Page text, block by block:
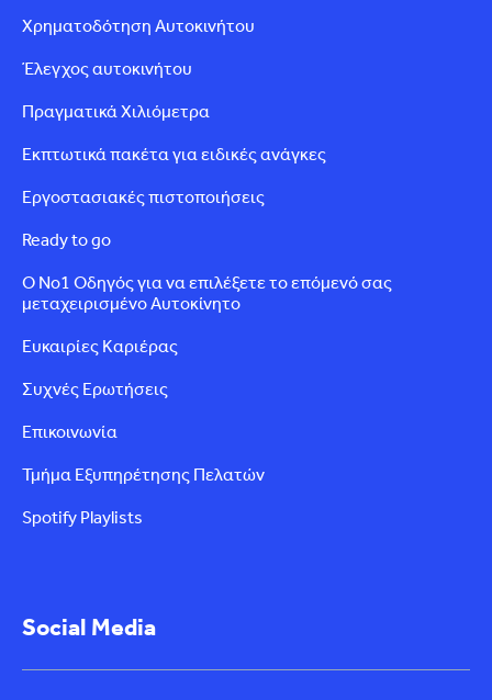
Χρηματοδότηση Αυτοκινήτου
Έλεγχος αυτοκινήτου
Πραγματικά Χιλιόμετρα
Εκπτωτικά πακέτα για ειδικές ανάγκες
Εργοστασιακές πιστοποιήσεις
Ready to go
Ο Νο1 Οδηγός για να επιλέξετε το επόμενό σας
μεταχειρισμένο Αυτοκίνητο
Ευκαιρίες Καριέρας
Συχνές Ερωτήσεις
Επικοινωνία
Τμήμα Εξυπηρέτησης Πελατών
Spotify Playlists
Social Media